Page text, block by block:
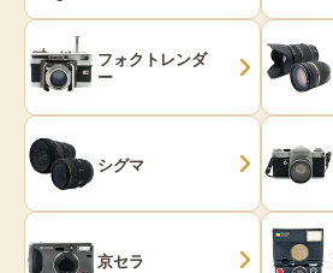
フォクトレンダ
ー
シグマ
京セラ